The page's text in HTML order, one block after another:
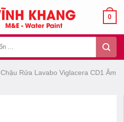
0
Chậu Rửa Lavabo Viglacera CD1 Âm